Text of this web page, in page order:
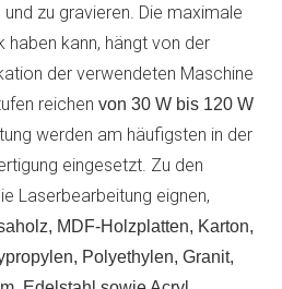
zu gravieren. Die maximale
haben kann, hängt von der
der verwendeten Maschine
reichen von 30 W bis 120 W
werden am häufigsten in der
eingesetzt. Zu den
Laserbearbeitung eignen,
MDF-Holzplatten, Karton,
Polyethylen, Granit,